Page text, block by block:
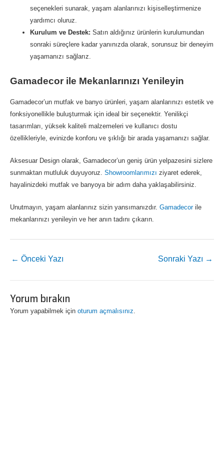
seçenekleri sunarak, yaşam alanlarınızı kişiselleştirmenize
yardımcı oluruz.
Kurulum ve Destek: Satın aldığınız ürünlerin kurulumundan
sonraki süreçlere kadar yanınızda olarak, sorunsuz bir deneyim
yaşamanızı sağlarız.
Gamadecor ile Mekanlarınızı Yenileyin
Gamadecor’un mutfak ve banyo ürünleri, yaşam alanlarınızı estetik ve
fonksiyonellikle buluşturmak için ideal bir seçenektir. Yenilikçi
tasarımları, yüksek kaliteli malzemeleri ve kullanıcı dostu
özellikleriyle, evinizde konforu ve şıklığı bir arada yaşamanızı sağlar.
Aksesuar Design olarak, Gamadecor’un geniş ürün yelpazesini sizlere
sunmaktan mutluluk duyuyoruz. Showroomlarımızı ziyaret ederek,
hayalinizdeki mutfak ve banyoya bir adım daha yaklaşabilirsiniz.
Unutmayın, yaşam alanlarınız sizin yansımanızdır. Gamadecorile
mekanlarınızı yenileyin ve her anın tadını çıkarın.
← Önceki Yazı Sonraki Yazı →
Yorum bırakın
Yorum yapabilmek için oturum açmalısınız